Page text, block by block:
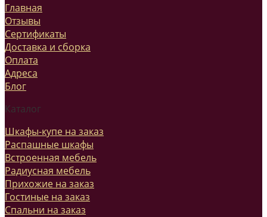
Главная
Отзывы
Сертификаты
Доставка и сборка
Оплата
Адреса
Блог
Каталог
Шкафы-купе на заказ
Распашные шкафы
Встроенная мебель
Радиусная мебель
Прихожие на заказ
Гостиные на заказ
Спальни на заказ